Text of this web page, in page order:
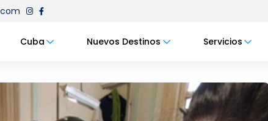
Cuba Nuevos Destinos Servicios